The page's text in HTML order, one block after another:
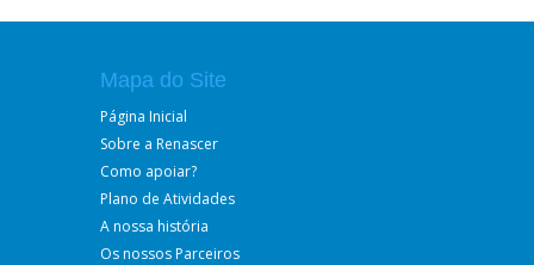
Mapa do Site
Página Inicial
Sobre a Renascer
Como apoiar?
Plano de Atividades
A nossa história
Os nossos Parceiros